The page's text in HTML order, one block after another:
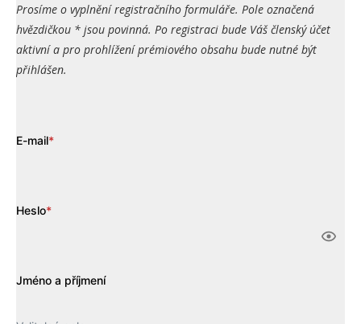
Prosíme o vyplnění registračního formuláře. Pole označená
hvězdičkou * jsou povinná. Po registraci bude Váš členský účet
aktivní a pro prohlížení prémiového obsahu bude nutné být
přihlášen.
E-mail*
Heslo*
Jméno a příjmení